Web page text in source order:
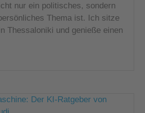
nur ein politisches, sondern
Thema ist. Ich sitze
Thessaloniki und genieße einen